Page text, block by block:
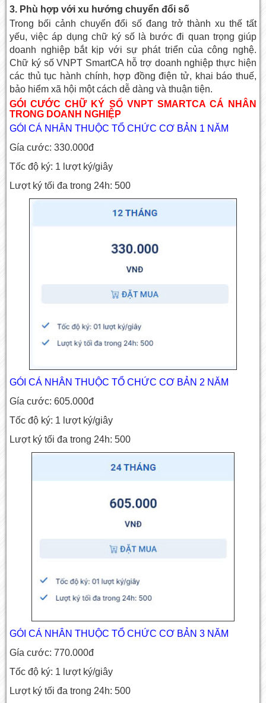
3. Phù hợp với xu hướng chuyển đổi số
Trong bối cảnh chuyển đổi số đang trở thành xu thế tất
yếu, việc áp dụng chữ ký số là bước đi quan trọng giúp
doanh nghiệp bắt kịp với sự phát triển của công nghệ.
Chữ ký số VNPT SmartCA hỗ trợ doanh nghiệp thực hiện
các thủ tục hành chính, hợp đồng điện tử, khai báo thuế,
bảo hiểm xã hội một cách dễ dàng và thuận tiện.
GÓI CƯỚC CHỮ KÝ SỐ VNPT SMARTCA CÁ NHÂN
TRONG DOANH NGHIỆP
GÓI CÁ NHÂN THUỘC TỔ CHỨC CƠ BẢN 1 NĂM
Gía cước: 330.000đ
Tốc độ ký: 1 lượt ký/giây
Lượt ký tối đa trong 24h: 500
GÓI CÁ NHÂN THUỘC TỔ CHỨC CƠ BẢN 2 NĂM
Gía cước: 605.000đ
Tốc độ ký: 1 lượt ký/giây
Lượt ký tối đa trong 24h: 500
GÓI CÁ NHÂN THUỘC TỔ CHỨC CƠ BẢN 3 NĂM
Gía cước: 770.000đ
Tốc độ ký: 1 lượt ký/giây
Lượt ký tối đa trong 24h: 500